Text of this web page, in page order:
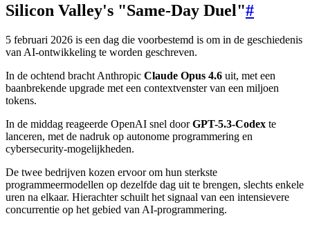
Silicon Valley's "Same-Day Duel"#
5 februari 2026 is een dag die voorbestemd is om in de geschiedenis
van AI-ontwikkeling te worden geschreven.
In de ochtend bracht Anthropic Claude Opus 4.6 uit, met een
baanbrekende upgrade met een contextvenster van een miljoen
tokens.
In de middag reageerde OpenAI snel doorGPT-5.3-Codex te
lanceren, met de nadruk op autonome programmering en
cybersecurity-mogelijkheden.
De twee bedrijven kozen ervoor om hun sterkste
programmeermodellen op dezelfde dag uit te brengen, slechts enkele
uren na elkaar. Hierachter schuilt het signaal van een intensievere
concurrentie op het gebied van AI-programmering.